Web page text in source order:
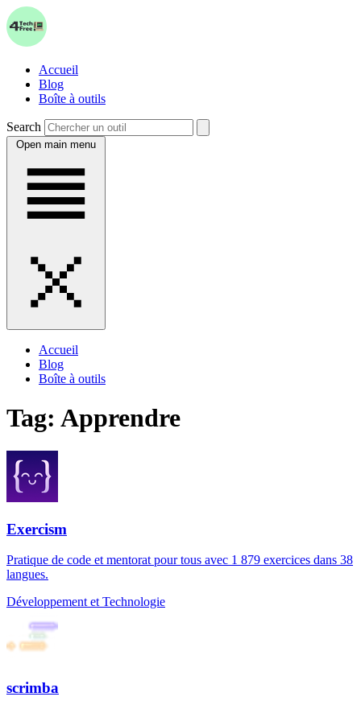
Accueil
Blog
Boîte à outils
Search
Open main menu
Accueil
Blog
Boîte à outils
Tag: Apprendre
Exercism
Pratique de code et mentorat pour tous avec 1 879 exercices dans 38
langues.
Développement et Technologie
scrimba